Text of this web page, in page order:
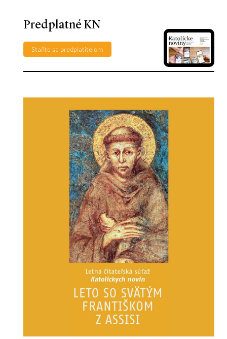
Predplatné KN
Staňte sa predplatiteľom